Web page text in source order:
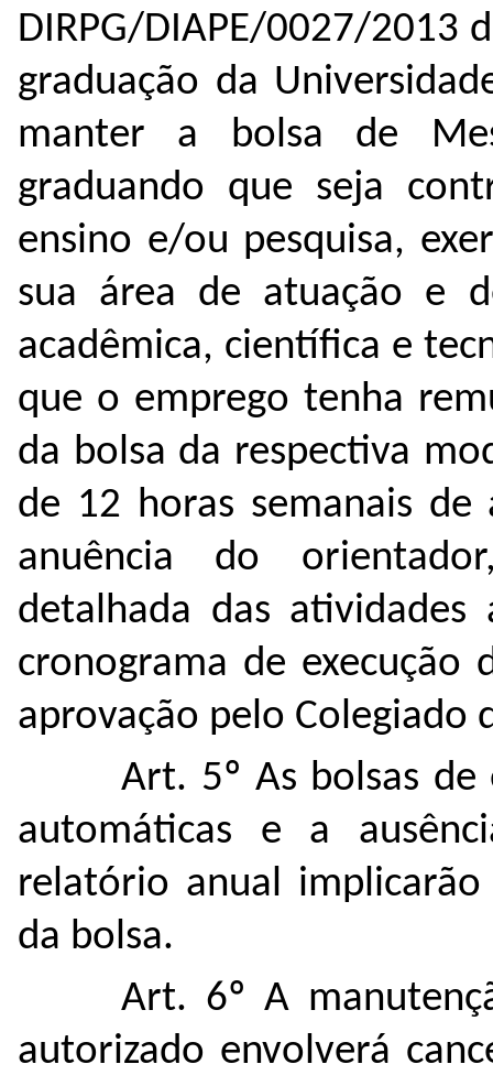
DIRPG/DIAPE/0027/2013
graduação da
manter a bolsa de
graduando que seja
ensino e/ou pesquisa,
sua área de atuação e
acadêmica, científica e
que o emprego tenha
da bolsa da respectiva
de 12 horas semanais de
anuência do
detalhada das atividades
cronograma de
aprovação pelo Colegiado
Art. 5º As bolsas
automáticas e a
relatório anual
da bolsa.
Art. 6º A
autorizado envolverá